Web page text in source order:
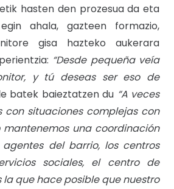
hasten den prozesua da eta
ahala, gazteen formazio,
gisa hazteko aukerara
“Desde pequeña veía
y tú deseas ser eso de
batek baieztatzen du “A veces
con situaciones complejas con
mantenemos una coordinación
del barrio, los centros
sociales, el centro de
la que hace posible que nuestro